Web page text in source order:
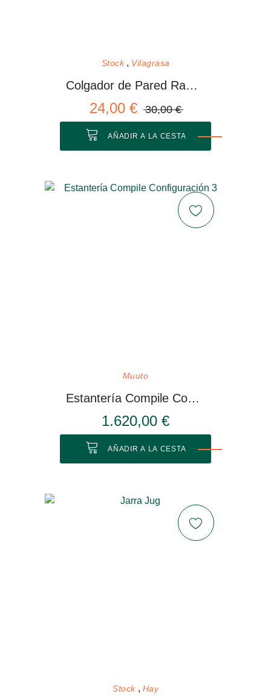
Stock Vilagrasa
Colgador de Pared Rama 01 M
24,00 € 30,00 €
AÑADIR A LA CESTA
Muuto
Estantería Compile Configuración 3
1.620,00 €
AÑADIR A LA CESTA
Stock Hay